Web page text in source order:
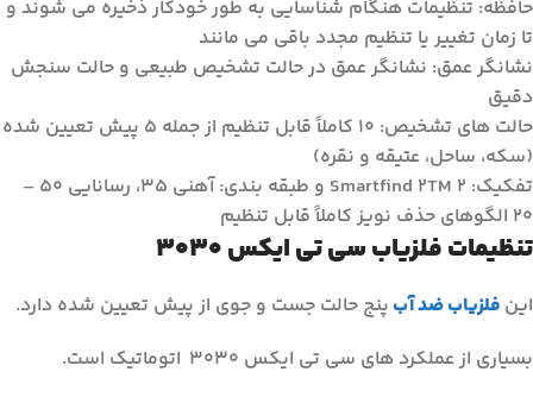
حافظه: تنظیمات هنگام شناسایی به طور خودکار ذخیره می شوند و
تا زمان تغییر یا تنظیم مجدد باقی می مانند
نشانگر عمق: نشانگر عمق در حالت تشخیص طبیعی و حالت سنجش
دقیق
حالت های تشخیص: 10 کاملاً قابل تنظیم از جمله 5 پیش تعیین شده
(سکه، ساحل، عتیقه و نقره)
تفکیک: Smartfind 2TM 2 و طبقه بندی: آهنی 35، رسانایی 50 –
20 الگوهای حذف نویز کاملاً قابل تنظیم
تنظیمات فلزیاب سی تی ایکس 3030
این فلزیاب ضد آب پنج حالت جست و جوی از پیش تعیین شده دارد.
بسیاری از عملکرد های سی تی ایکس 3030 اتوماتیک است.